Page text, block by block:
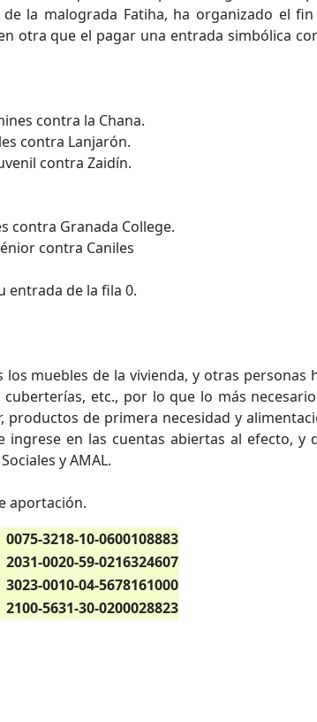
la malograda Fatiha, ha organizado el
otra que el pagar una entrada simbólica
contra la Chana.
contra Lanjarón.
contra Zaidín.
contra Granada College.
contra Caniles
entrada de la fila 0.
muebles de la vivienda, y otras personas
etc., por lo que lo más
de primera necesidad y
en las cuentas abiertas al efecto, y
y AMAL.
aportación.
0075-3218-10-0600108883
2031-0020-59-0216324607
3023-0010-04-5678161000
2100-5631-30-0200028823